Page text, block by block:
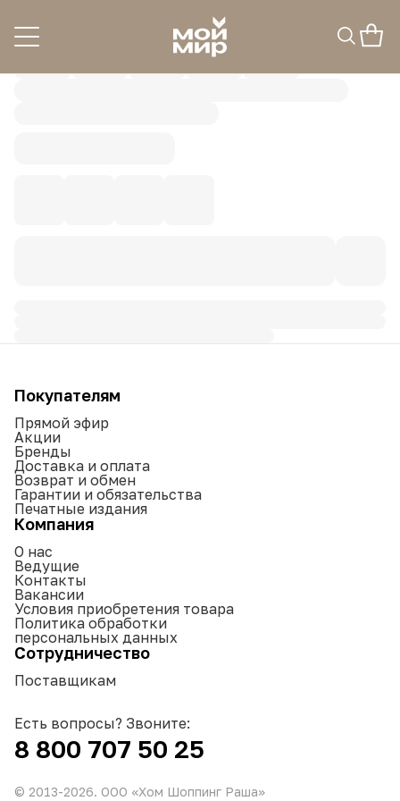
Покупателям
Прямой эфир
Акции
Бренды
Доставка и оплата
Возврат и обмен
Гарантии и обязательства
Печатные издания
Компания
О нас
Ведущие
Контакты
Вакансии
Условия приобретения товара
Политика обработки
персональных данных
Сотрудничество
Поставщикам
Есть вопросы? Звоните:
8 800 707 50 25
© 2013-2026. ООО «Хом Шоппинг Раша»